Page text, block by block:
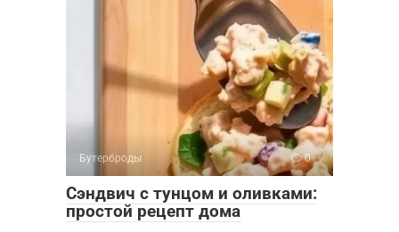
Бутерброды 0
Сэндвич с тунцом и оливками:
простой рецепт дома